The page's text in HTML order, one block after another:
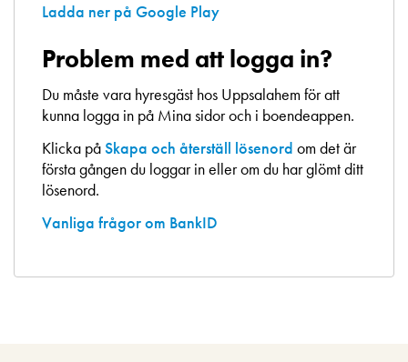
Ladda ner på Google Play
Problem med att logga in?
Du måste vara hyresgäst hos Uppsalahem för att
kunna logga in på Mina sidor och i boendeappen.
Klicka påSkapa och återställ lösenord om det är
första gången du loggar in eller om du har glömt ditt
lösenord.
Vanliga frågor om BankID